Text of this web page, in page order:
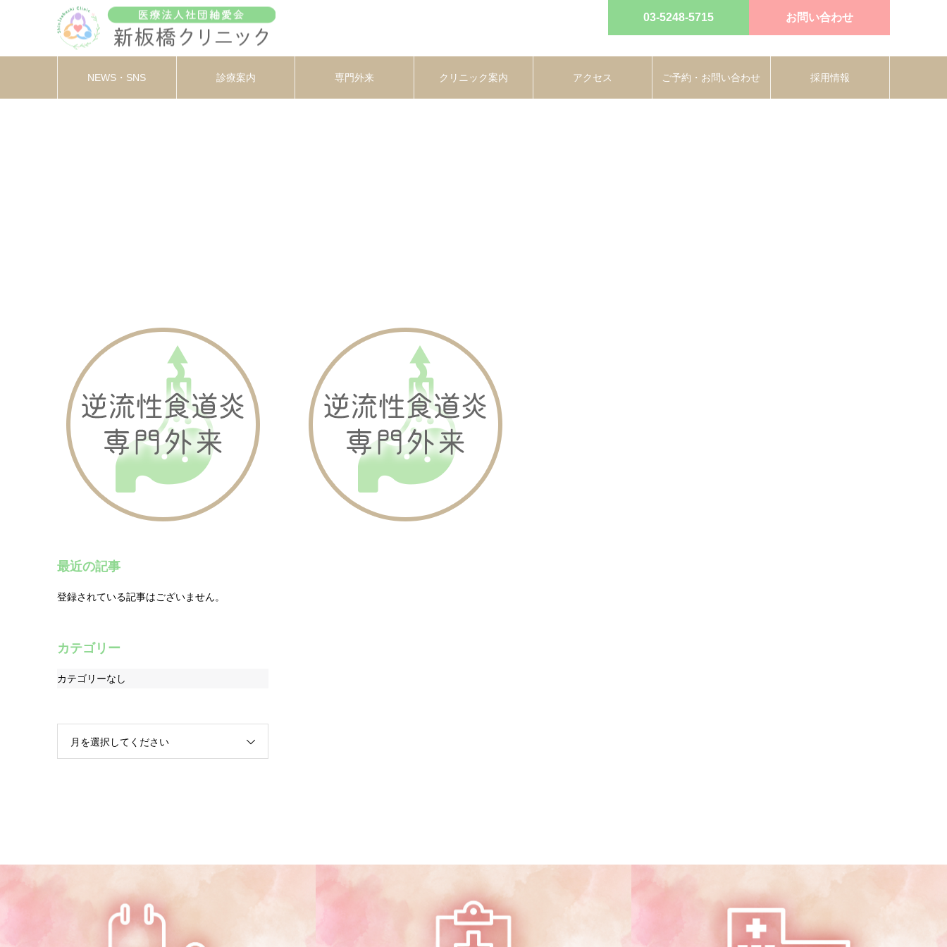
03-5248-5715 お問い合わせ
NEWS・SNS 診療案内 専門外来 クリニック案内 アクセス ご予約・お問い合わせ 採用情報
最近の記事
登録されている記事はございません。
カテゴリー
カテゴリーなし
月を選択してください